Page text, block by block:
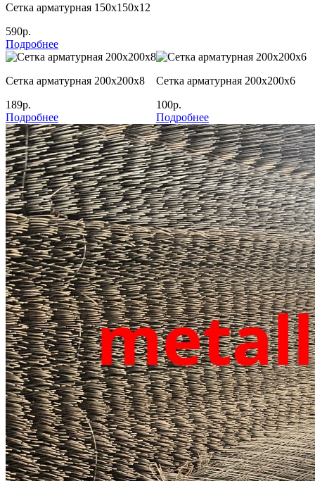
Сетка арматурная 150х150х12
590р.
Подробнее
Сетка арматурная 200х200х8
189р.
Подробнее
Сетка арматурная 200х200х6
100р.
Подробнее